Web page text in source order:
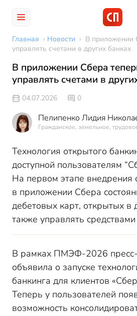
Главная › Новости › В приложении
управлять счетами в других банках
В приложении Сбера
управлять счетами в
04.07.2026 0
Пелипенко Лидия
Гражданское, земельное,
Технология открытого
доступной пользователям
На первом этапе внедрения
в приложении Сбера
дебетовых карт, открытых в
также управлять
В рамках ПМЭФ-2026
объявила о запуске
банкинга для клиентов
Теперь у пользователей
возможность